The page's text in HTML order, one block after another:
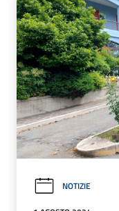
NOTIZIE